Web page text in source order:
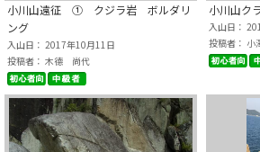
小川山遠征 ① クジラ岩 ボルダリ
ング
入山日： 2017年10月11日
投稿者： 木德 尚代
小川山ク
入山日：
投稿者：